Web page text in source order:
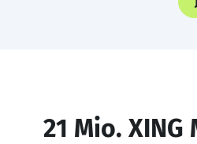
21 Mio.